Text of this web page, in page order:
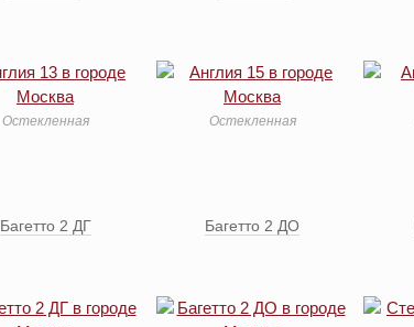
Остекленная Остекленная
Багетто 2 ДГ Багетто 2 ДО